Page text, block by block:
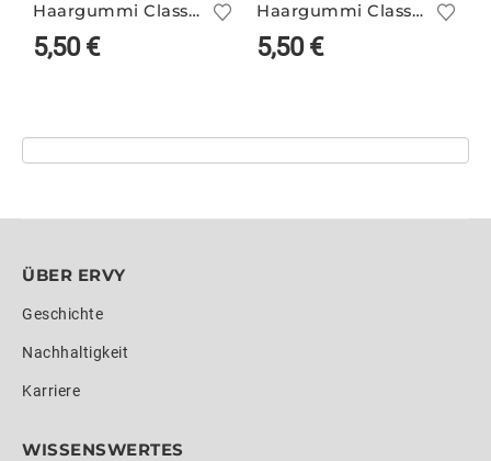
Haargummi Classic bernstein
5,50€
Haargummi Classic altrosa
5,50€
ÜBER ERVY
Geschichte
Nachhaltigkeit
Karriere
WISSENSWERTES